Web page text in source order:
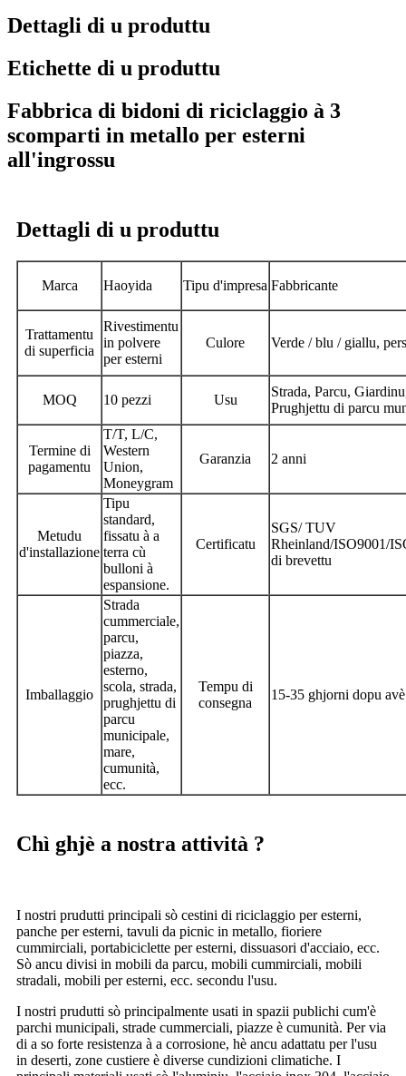
Dettagli di u produttu
Etichette di u produttu
Fabbrica di bidoni di riciclaggio à 3
scomparti in metallo per esterni
all'ingrossu
Dettagli di u produttu
Marca Haoyida Tipu d'impresa Fabbricante
Trattamentu
di superficia
Rivestimentu
in polvere
per esterni
Culore Verde / blu / giallu,
MOQ 10 pezzi Usu
Strada, Parcu,
Prughjettu di parcu
Termine di
pagamentu
T/T, L/C,
Western
Union,
Moneygram
Garanzia 2 anni
Metudu
d'installazione
Tipu
standard,
fissatu à a
terra cù
bulloni à
espansione.
Certificatu
SGS/ TUV
Rheinland/ISO9001/
di brevettu
Imballaggio
Strada
cummerciale,
parcu,
piazza,
esterno,
scola, strada,
prughjettu di
parcu
municipale,
mare,
cumunità,
ecc.
Tempu di
consegna
15-35 ghjorni dopu
Chì ghjè a nostra attività ?
I nostri prudutti principali sò cestini di riciclaggio per esterni,
panche per esterni, tavuli da picnic in metallo, fioriere
cummirciali, portabiciclette per esterni, dissuasori d'acciaio, ecc.
Sò ancu divisi in mobili da parcu, mobili cummirciali, mobili
stradali, mobili per esterni, ecc. secondu l'usu.
I nostri prudutti sò principalmente usati in spazii publichi cum'è
parchi municipali, strade cummerciali, piazze è cumunità. Per via
di a so forte resistenza à a corrosione, hè ancu adattatu per l'usu
in deserti, zone custiere è diverse cundizioni climatiche. I